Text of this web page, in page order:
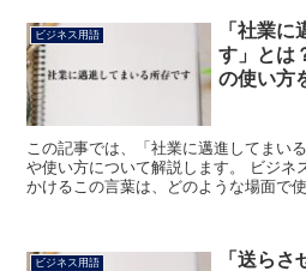
ビジネス用語
「社業
す」とは
の使い方
この記事では、「社業に邁進してまい
や使い方について解説します。 ビジネ
かけるこの言葉は、どのような場面で
ビジネス用語
「送ら